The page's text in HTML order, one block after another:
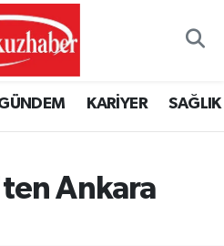
KARİYER SAĞLIK
Ankara